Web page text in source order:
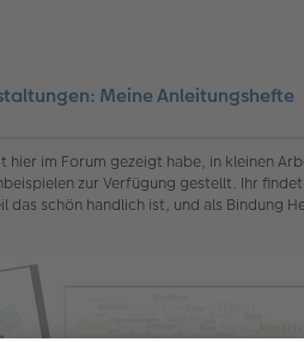
Meine Anleitungshefte
hier im Forum gezeigt habe, in kleinen
zur Verfügung gestellt. Ihr
schön handlich ist, und als Bindung